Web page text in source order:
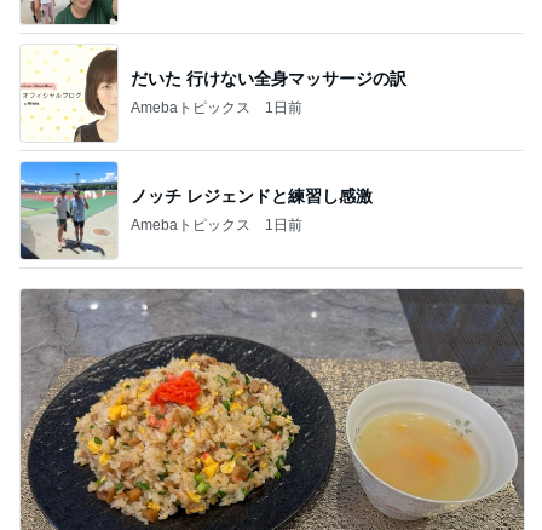
だいた 行けない全身マッサージの訳
Amebaトピックス 1日前
ノッチ レジェンドと練習し感激
Amebaトピックス 1日前